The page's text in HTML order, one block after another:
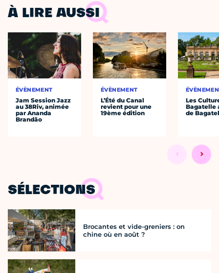
À LIRE AUSSI
ÉVÈNEMENT
Jam Session Jazz
au 38Riv, animée
par Ananda
Brandão
ÉVÈNEMENT
L’Été du Canal
revient pour une
19ème édition
Les
Bagatelle
de
SÉLECTIONS
Brocantes et vide-greniers : on
chine où en août ?